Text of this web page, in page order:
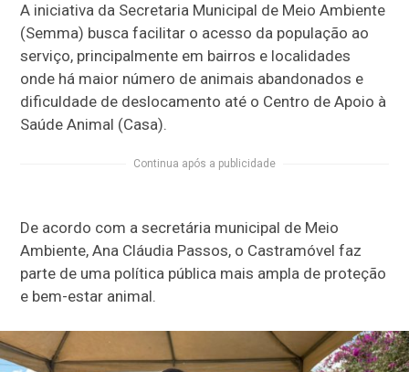
A iniciativa da Secretaria Municipal de Meio Ambiente
(Semma) busca facilitar o acesso da população ao
serviço, principalmente em bairros e localidades
onde há maior número de animais abandonados e
dificuldade de deslocamento até o Centro de Apoio à
Saúde Animal (Casa).
Continua após a publicidade
De acordo com a secretária municipal de Meio
Ambiente, Ana Cláudia Passos, o Castramóvel faz
parte de uma política pública mais ampla de proteção
e bem-estar animal.